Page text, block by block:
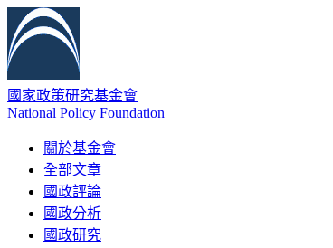
國家政策研究基金會
National Policy Foundation
關於基金會
全部文章
國政評論
國政分析
國政研究